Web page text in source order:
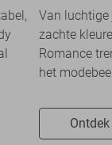
overal
Van luchtige
zachte
Romance
het